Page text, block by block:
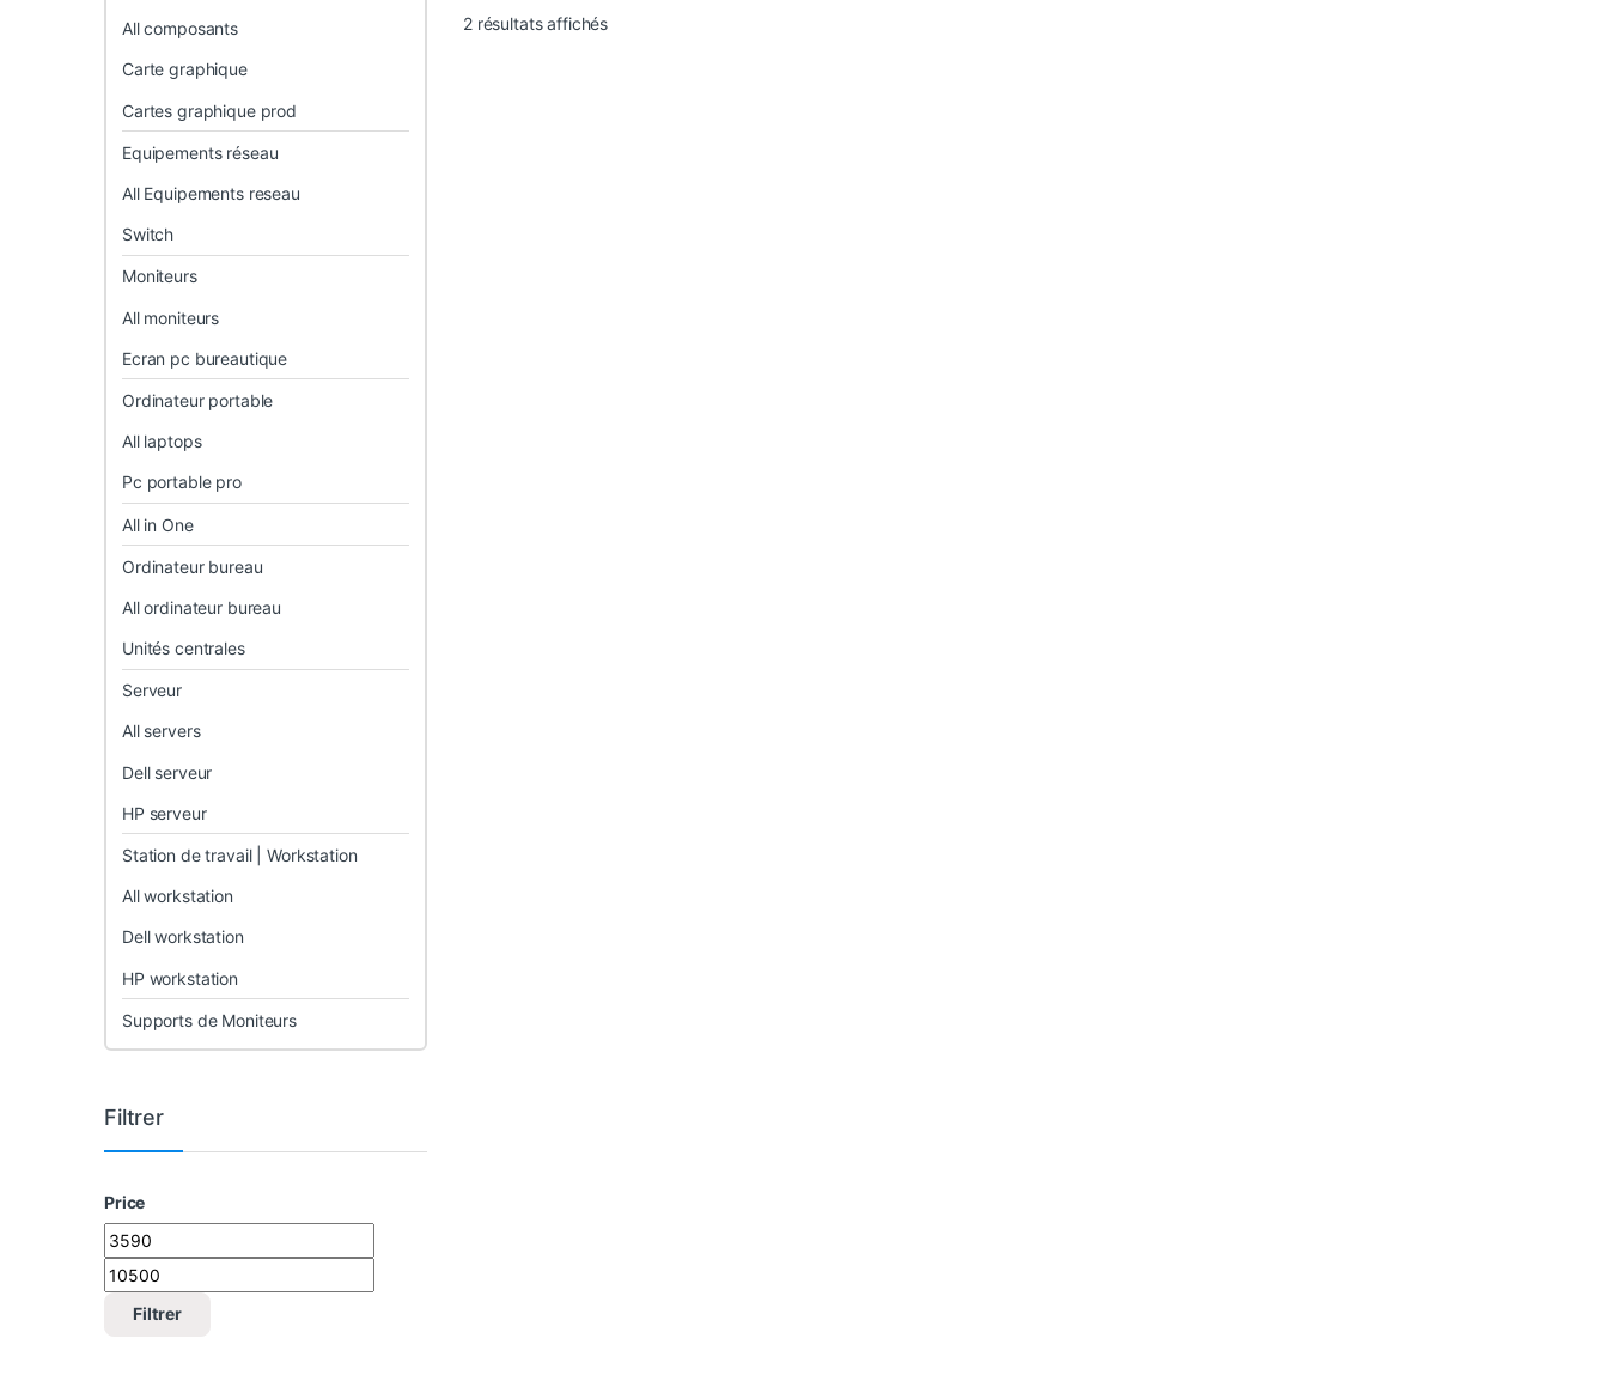
2 résultats affichés
All composants
Carte graphique
Cartes graphique prod
Equipements réseau
All Equipements reseau
Switch
Moniteurs
All moniteurs
Ecran pc bureautique
Ordinateur portable
All laptops
Pc portable pro
All in One
Ordinateur bureau
All ordinateur bureau
Unités centrales
Serveur
All servers
Dell serveur
HP serveur
Station de travail | Workstation
All workstation
Dell workstation
HP workstation
Supports de Moniteurs
Filtrer
Price
Prix min
Prix max
Filtrer